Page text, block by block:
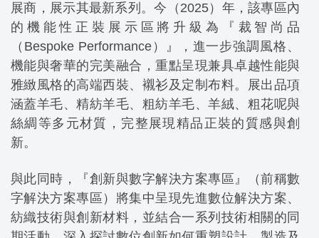
展商，展示其最新系列。今（2025）年，該專區內
的機能性正裝展示區將升級為『裁智尚品
（Bespoke Performance）』，進一步強調風格、
機能與奢華的完美融合，重點呈現兼具卓越性能與
雅緻風格的高端西裝、襯衫及定制布料。展出品項
涵蓋羊毛、精紡羊毛、粗紡羊毛、羊絨、粗花呢與
絲綢等多元材質，完整展現精品正裝的質感與創
新。
與此同時，『創新與數字解決方案專區』（前稱數
字解決方案專區）將集中呈現先進數位解決方案、
紡織技術與創新材料，並結合一系列技術相關的同